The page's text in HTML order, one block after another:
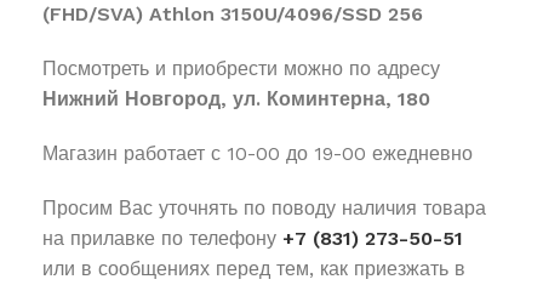
(FHD/SVA) Athlon 3150U/4096/SSD 256
Посмотреть и приобрести можно по адресу
Нижний Новгород, ул. Коминтерна, 180
Магазин работает с 10-00 до 19-00 ежедневно
Просим Вас уточнять по поводу наличия товара
на прилавке по телефону +7 (831) 273-50-51
или в сообщениях перед тем, как приезжать в